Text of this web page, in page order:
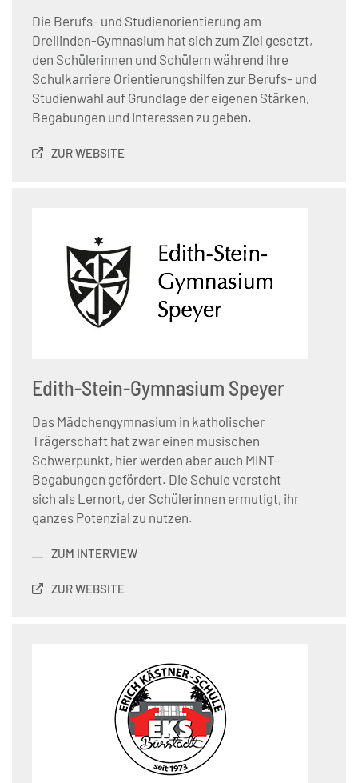
Die Berufs- und Studienorientierung am
Dreilinden-Gymnasium hat sich zum Ziel gesetzt,
den Schülerinnen und Schülern während ihre
Schulkarriere Orientierungshilfen zur Berufs- und
Studienwahl auf Grundlage der eigenen Stärken,
Begabungen und Interessen zu geben.
ZUR WEBSITE
Edith-Stein-Gymnasium Speyer
Das Mädchengymnasium in katholischer
Trägerschaft hat zwar einen musischen
Schwerpunkt, hier werden aber auch MINT-
Begabungen gefördert. Die Schule versteht
sich als Lernort, der Schülerinnen ermutigt, ihr
ganzes Potenzial zu nutzen.
ZUM INTERVIEW
ZUR WEBSITE